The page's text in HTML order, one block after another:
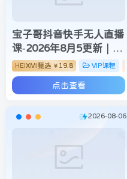
宝子哥抖音快手无人直播
课-2026年8月5更新｜从
基础搭建到高阶起号，稳
号防封技术，搭建自动化
直播变现体系
HEIXMI甄选 ￥ 19.8 VIP课程
点击查看
2026-08-06